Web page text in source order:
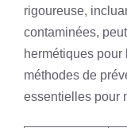
rigoureuse,
contaminées,
hermétiques
méthodes de
essentielles pour